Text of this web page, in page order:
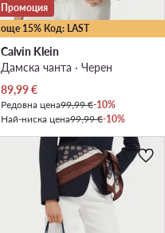
още 15% Код: LAST
Промоция
Calvin Klein
Дамска чанта · Черен
Актуална цена
89,99€
Редовна цена99,99 €-10%
Най-ниска цена99,99 €-10%